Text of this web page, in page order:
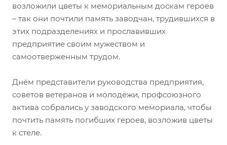
возложили цветы к мемориальным доскам героев
– так они почтили память заводчан, трудившихся в
этих подразделениях и прославивших
предприятие своим мужеством и
самоотверженным трудом.
Днём представители руководства предприятия,
советов ветеранов и молодёжи, профсоюзного
актива собрались у заводского мемориала, чтобы
почтить память погибших героев, возложив цветы
к стеле.